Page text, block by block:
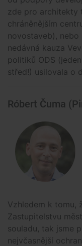
zde pro architekty
chráněnějším
novostaveb),
nedávná kauza
politiků ODS
střed!) usilovala o
Róbert Čuma
Vzhledem k tomu,
Zastupitelstvu
souladu, tak jsme
nejvčasnější